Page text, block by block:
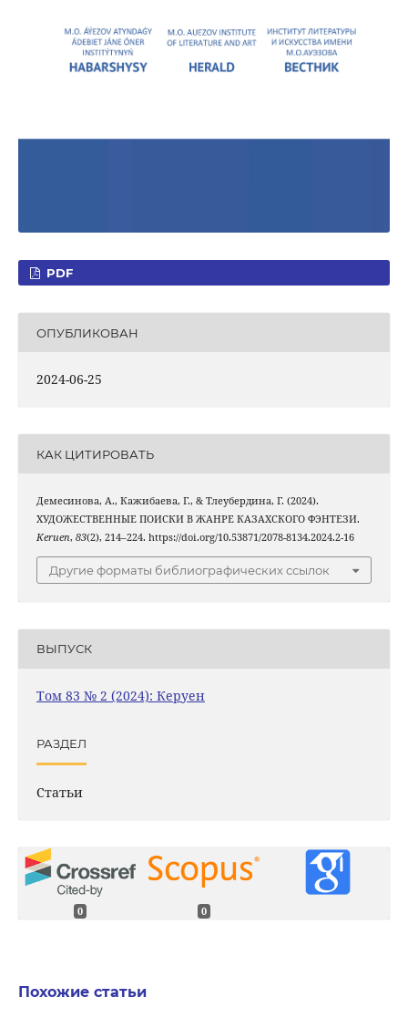
PDF
ОПУБЛИКОВАН
2024-06-25
КАК ЦИТИРОВАТЬ
Демесинова, А., Кажибаева, Г., & Тлеубердина, Г. (2024).
ХУДОЖЕСТВЕННЫЕ ПОИСКИ В ЖАНРЕ КАЗАХСКОГО ФЭНТЕЗИ.
Keruen, 83(2), 214–224. https://doi.org/10.53871/2078-8134.2024.2-16
Другие форматы библиографических ссылок
ВЫПУСК
Том 83 № 2 (2024): Керуен
РАЗДЕЛ
Статьи
0 0
Похожие статьи